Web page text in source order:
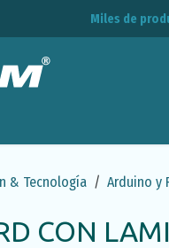
Miles de
& Tecnología Arduino y
CON